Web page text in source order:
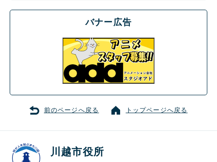
バナー広告
前のページへ戻る トップページへ戻る
川越市役所